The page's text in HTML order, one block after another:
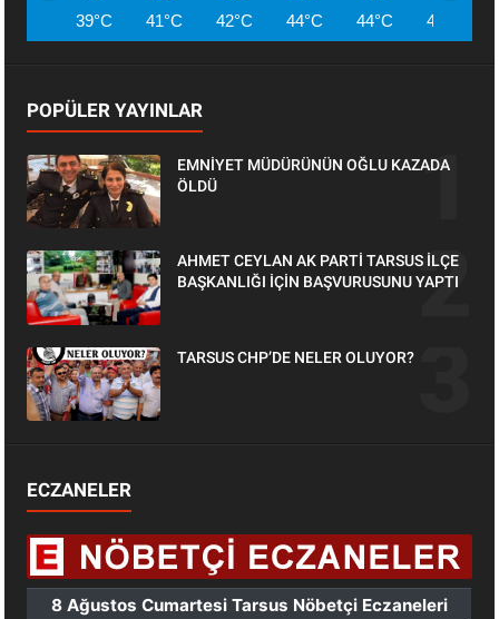
39°C 41°C 42°C 44°C 44°C 45°C
POPÜLER YAYINLAR
EMNİYET MÜDÜRÜNÜN OĞLU KAZADA
ÖLDÜ
AHMET CEYLAN AK PARTİ TARSUS İLÇE
BAŞKANLIĞI İÇİN BAŞVURUSUNU YAPTI
TARSUS CHP’DE NELER OLUYOR?
ECZANELER